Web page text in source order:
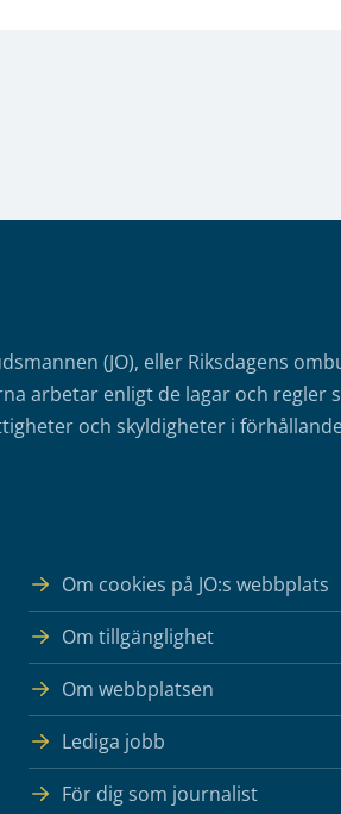
(JO), eller Riksdagens
arbetar enligt de lagar och regler
och skyldigheter i
Om cookies på JO:s webbplats
Om tillgänglighet
Om webbplatsen
Lediga jobb
För dig som journalist